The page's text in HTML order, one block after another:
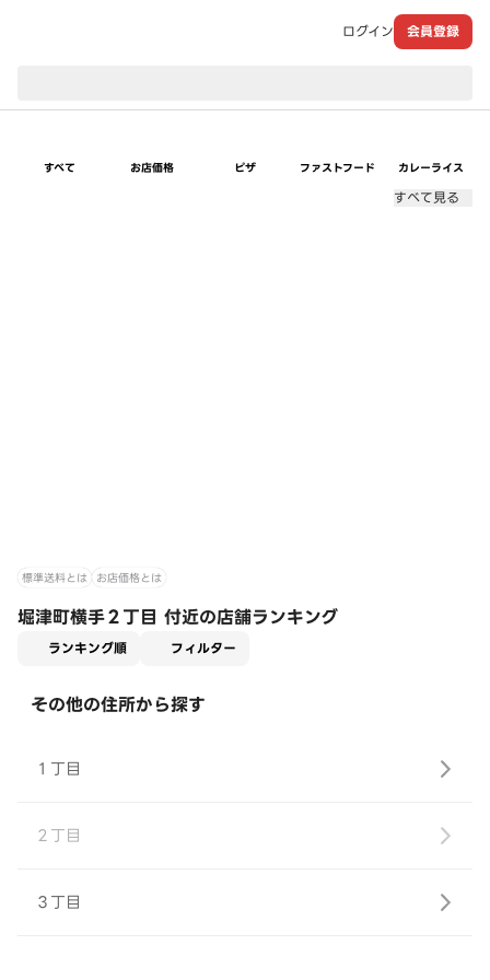
ログイン 会員登録
すべて お店価格 ピザ ファストフード カレーライス
すべて見る
標準送料とは お店価格とは
堀津町横手２丁目 付近の店舗ランキング
ランキング順 フィルター
その他の住所から探す
１丁目
２丁目
３丁目